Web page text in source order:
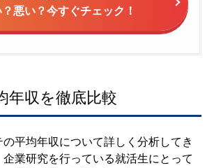
？悪い？今すぐチェック！
年収を徹底比較
平均年収について詳しく分析してき
企業研究を行っている就活生にとって